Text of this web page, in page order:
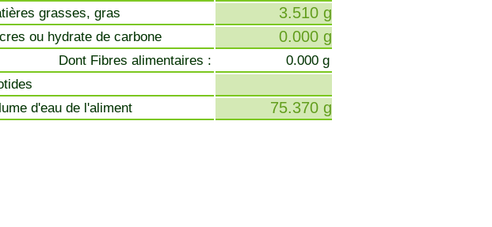
grasses, gras 3.510 g
ou hydrate de carbone 0.000 g
Dont Fibres alimentaires :
0.000 g
d'eau de l'aliment 75.370 g